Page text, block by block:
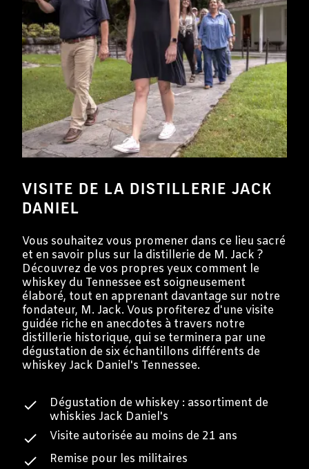
VISITE DE LA DISTILLERIE JACK
DANIEL
Vous souhaitez vous promener dans ce lieu sacré
et en savoir plus sur la distillerie de M. Jack ?
Découvrez de vos propres yeux comment le
whiskey du Tennessee est soigneusement
élaboré, tout en apprenant davantage sur notre
fondateur, M. Jack. Vous profiterez d'une visite
guidée riche en anecdotes à travers notre
distillerie historique, qui se terminera par une
dégustation de six échantillons différents de
whiskey Jack Daniel's Tennessee.
Dégustation de whiskey : assortiment de
whiskies Jack Daniel's
Visite autorisée au moins de 21 ans
Remise pour les militaires